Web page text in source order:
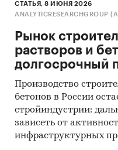
СТАТЬЯ, 8 ИЮНЯ 2026
ANALYTICRESEARCHGROUP
Рынок
растворов и
долгосрочный
Производство
бетонов в России
стройиндустрии:
зависеть от
инфраструктурных